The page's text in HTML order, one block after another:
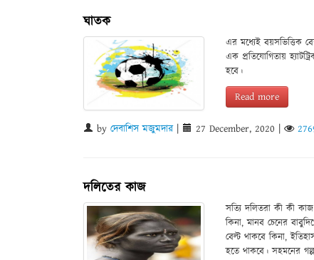
ঘাতক
এর মধ্যেই বয়সভিত্তিক
এক প্রতিযোগিতায়
হবে।
Read more
by দেবাশিস মজুমদার| 27 December, 2020
দলিতের কাজ
সত্যি দলিতরা কী কী
কিনা, মানব চেনের
বেল্ট থাকবে কিনা,
হতে থাকবে। সহমনের